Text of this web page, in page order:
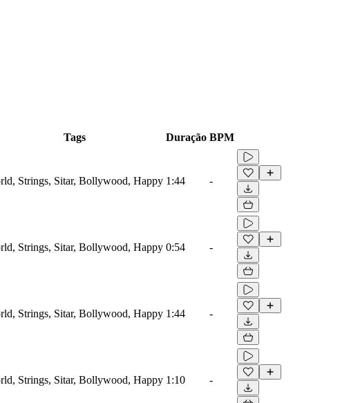
Tags Duração BPM
Strings, Sitar, Bollywood, Happy 1:44 -
Strings, Sitar, Bollywood, Happy 0:54 -
Strings, Sitar, Bollywood, Happy 1:44 -
Strings, Sitar, Bollywood, Happy 1:10 -